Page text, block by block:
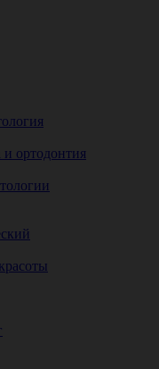
и ортодонтия